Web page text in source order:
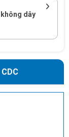
hệ thống
tính năng Fax
dây